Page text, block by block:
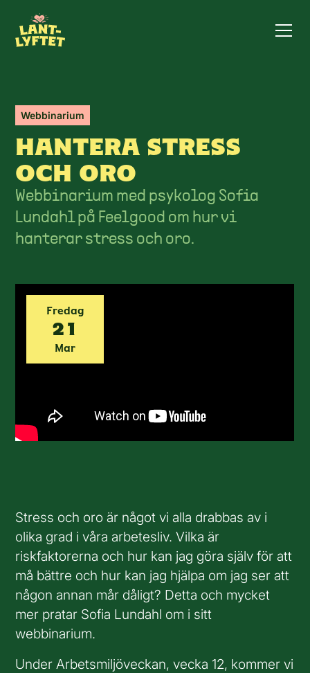
Webbinarium
HANTERA STRESS
OCH ORO
Webbinarium med psykolog Sofia
Lundahl på Feelgood om hur vi
hanterar stress och oro.
Fredag
21
Mar
Stress och oro är något vi alla drabbas av i
olika grad i våra arbetesliv. Vilka är
riskfaktorerna och hur kan jag göra själv för att
må bättre och hur kan jag hjälpa om jag ser att
någon annan mår dåligt? Detta och mycket
mer pratar Sofia Lundahl om i sitt
webbinarium.
Under Arbetsmiljöveckan, vecka 12, kommer vi